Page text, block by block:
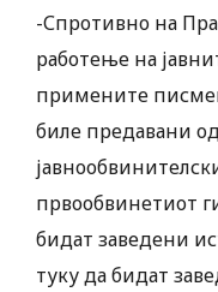
-Спротивно на
работење на
примените
биле предавани
првообвинетиот
бидат заведени
туку да бидат